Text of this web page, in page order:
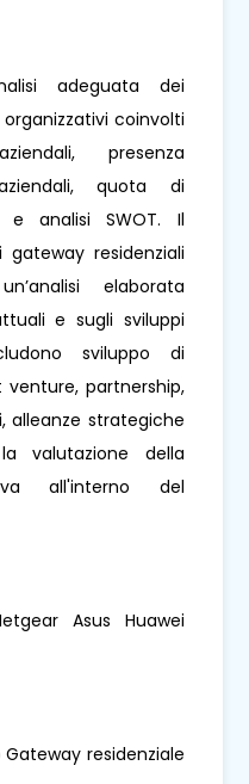
adeguata dei
coinvolti
presenza
quota di
analisi SWOT. Il
residenziali
elaborata
e sugli sviluppi
sviluppo di
venture, partnership,
alleanze strategiche
valutazione della
all'interno del
Asus Huawei
Gateway residenziale